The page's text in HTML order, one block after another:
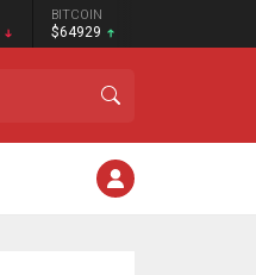
BITCOIN
$64929